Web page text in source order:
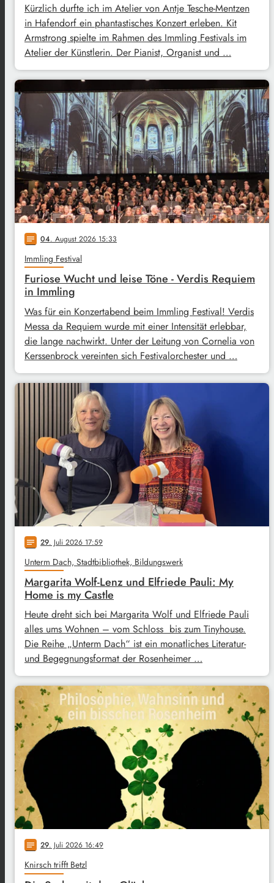
Kürzlich durfte ich im Atelier von Antje Tesche-Mentzen
in Hafendorf ein phantastisches Konzert erleben. Kit
Armstrong spielte im Rahmen des Immling Festivals im
Atelier der Künstlerin. Der Pianist, Organist und …
notes 04. August 2026 15:33
Immling Festival
Furiose Wucht und leise Töne - Verdis Requiem
in Immling
Was für ein Konzertabend beim Immling Festival! Verdis
Messa da Requiem wurde mit einer Intensität erlebbar,
die lange nachwirkt. Unter der Leitung von Cornelia von
Kerssenbrock vereinten sich Festivalorchester und …
notes 29. Juli 2026 17:59
Unterm Dach, Stadtbibliothek, Bildungswerk
Margarita Wolf-Lenz und Elfriede Pauli: My
Home is my Castle
Heute dreht sich bei Margarita Wolf und Elfriede Pauli
alles ums Wohnen – vom Schloss bis zum Tinyhouse.
Die Reihe „Unterm Dach“ ist ein monatliches Literatur-
und Begegnungsformat der Rosenheimer …
notes 29. Juli 2026 16:49
Knirsch trifft Betzl